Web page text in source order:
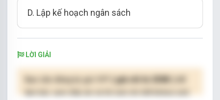
D. Lập kế hoạch ngân sách
LỜI GIẢI
( giá chỉ từ 250K )